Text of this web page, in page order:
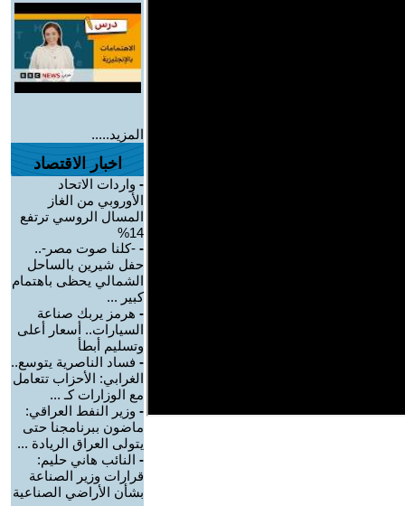
المزيد.....
اخبار الاقتصاد
- واردات الاتحاد
الأوروبي من الغاز
المسال الروسي ترتفع
14%
- -كلنا صوت مصر-..
حفل شيرين بالساحل
الشمالي يحظى باهتمام
كبير ...
- هرمز يربك صناعة
السيارات.. أسعار أعلى
وتسليم أبطأ
- فساد الناصرية يتوسع..
الغرابي: الأحزاب تتعامل
مع الوزارات كـ ...
- وزير النفط العراقي:
ماضون ببرنامجنا حتى
يتولى العراق الريادة ...
- النائب هاني حليم:
قرارات وزير الصناعة
بشأن الأراضي الصناعية